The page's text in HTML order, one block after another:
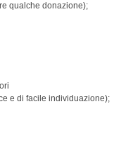
qualche donazione);
e di facile individuazione);